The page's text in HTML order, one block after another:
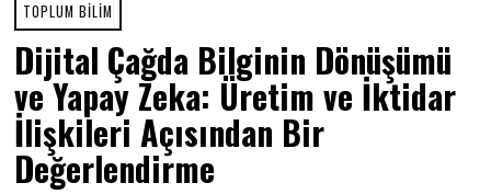
TOPLUM BILIM
Dijital Çağda Bilginin Dönüşümü
ve Yapay Zeka: Üretim ve İktidar
İlişkileri Açısından Bir
Değerlendirme